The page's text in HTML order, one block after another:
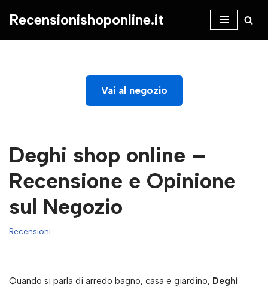
Recensionishoponline.it
Vai al negozio
Deghi shop online –
Recensione e Opinione
sul Negozio
Recensioni
Quando si parla di arredo bagno, casa e giardino, Deghi